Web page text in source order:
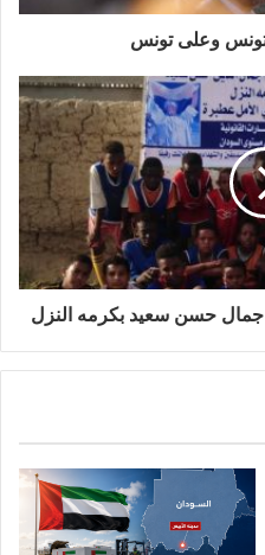
وعلى تونس
جمال حسن سعيد بكرمه النزل